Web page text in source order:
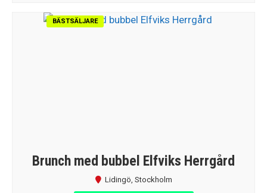
BÄSTSÄLJARE
Brunch med bubbel Elfviks Herrgård
Lidingö Stockholm